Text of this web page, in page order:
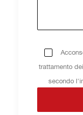
trattamento
secondo